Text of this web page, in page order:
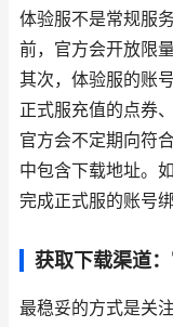
体验服不是常规服
前，官方会开放限
其次，体验服的账
正式服充值的点券
官方会不定期向符
中包含下载地址。
完成正式服的账号
获取下载渠道
最稳妥的方式是关